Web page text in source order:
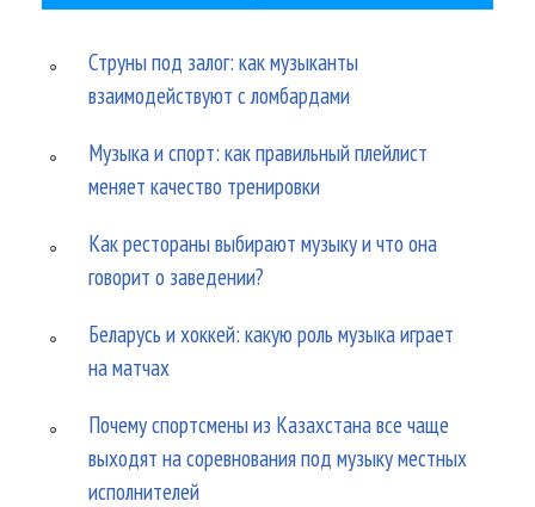
Струны под залог: как музыканты
взаимодействуют с ломбардами
Музыка и спорт: как правильный плейлист
меняет качество тренировки
Как рестораны выбирают музыку и что она
говорит о заведении?
Беларусь и хоккей: какую роль музыка играет
на матчах
Почему спортсмены из Казахстана все чаще
выходят на соревнования под музыку местных
исполнителей